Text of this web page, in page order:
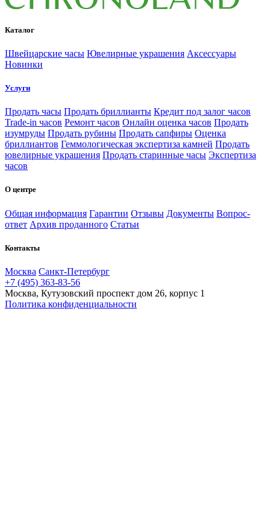
Каталог
Швейцарские часы Ювелирные украшения Аксессуары
Новинки
Услуги
Продать часы Продать бриллианты Кредит под залог часов
Trade-in часов Ремонт часов Онлайн оценка часов Продать
изумруды Продать рубины Продать сапфиры Оценка
бриллиантов Геммологическая экспертиза камней Продать
ювелирные украшения Продать старинные часы Экспертиза
часов
О центре
Общая информация Гарантии Отзывы Документы Вопрос-
ответ Архив проданного Статьи
Контакты
Москва Санкт-Петербург
+7 (495) 363-83-56
Москва, Кутузовский проспект дом 26, корпус 1
Политика конфиденциальности